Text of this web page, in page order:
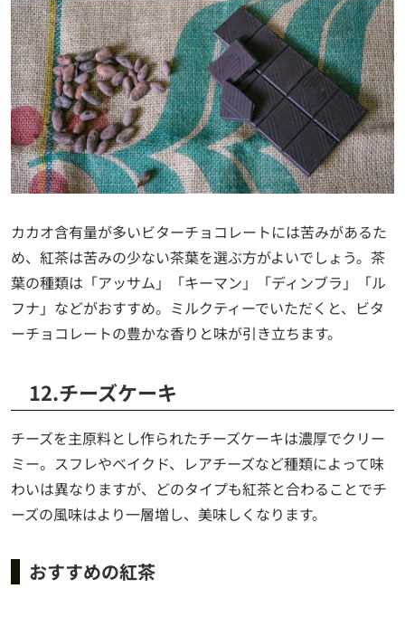
カカオ含有量が多いビターチョコレートには苦みがあるた
め、紅茶は苦みの少ない茶葉を選ぶ方がよいでしょう。茶
葉の種類は「アッサム」「キーマン」「ディンブラ」「ル
フナ」などがおすすめ。ミルクティーでいただくと、ビタ
ーチョコレートの豊かな香りと味が引き立ちます。
12.チーズケーキ
チーズを主原料とし作られたチーズケーキは濃厚でクリー
ミー。スフレやベイクド、レアチーズなど種類によって味
わいは異なりますが、どのタイプも紅茶と合わることでチ
ーズの風味はより一層増し、美味しくなります。
おすすめの紅茶